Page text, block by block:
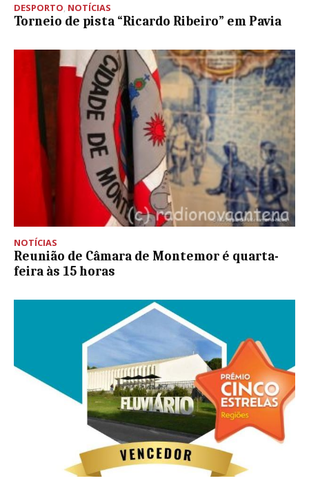
DESPORTO, NOTÍCIAS
Torneio de pista “Ricardo Ribeiro” em Pavia
NOTÍCIAS
Reunião de Câmara de Montemor é quarta-
feira às 15 horas